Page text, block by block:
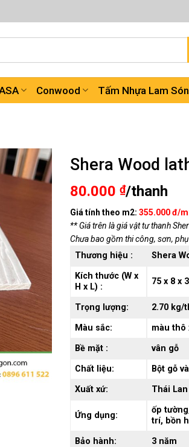
Conwood Tấm Nhựa Lam
Shera Wood
80.000 ₫/thanh
Giá tính theo m2: 355.000 đ/
** Giá trên là giá vật tư thanh
Chưa bao gồm thi công, sơn, phụ
Thương hiệu :
Shera
Kích thước (W x
H x L) :
75 x 8 x
Trọng lượng:
2.70 kg/
Màu sắc:
màu thô
Bề mặt :
vân gỗ
Chất liệu:
Bột gỗ
Xuất xứ:
Thái Lan
Ứng dụng:
ốp
trí, bồn
Bảo hành:
3 năm